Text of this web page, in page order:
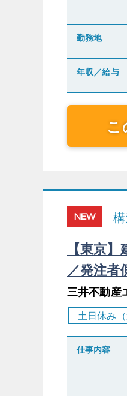
勤務地
年収／給与
こ
NEW
【東京
／発注者
三井不動産
土日休み（
仕事内容